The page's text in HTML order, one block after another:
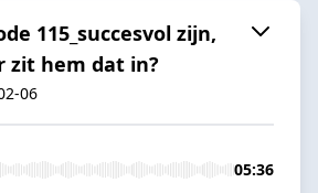
115_succesvol zijn,
zit hem dat in?
06
05:36